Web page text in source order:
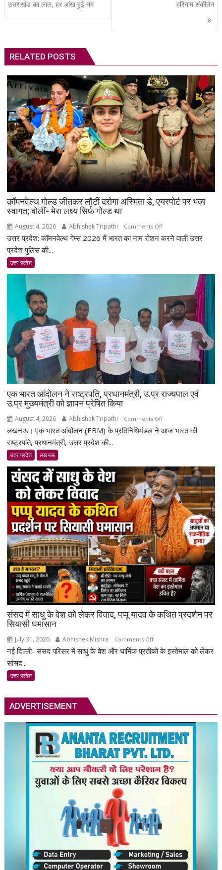
navigation
उत्तराखंड का लाल, हर आंख हुई नम हरिनाम संकीर्तन
RELATED POSTS
कॉमनवेल्थ गोल्ड जीतकर लौटीं दरोगा अस्मिता डे, एयरपोर्ट पर भव्य
स्वागत; बोलीं- मेरा लक्ष्य सिर्फ गोल्ड था
August 4, 2026 Abhishek Tripathi Comments Offon
कॉमनवेल्थ
डे,
एयरपोर्ट
पर
भव्य
स्वागत;
बोलीं-
लक्ष्य
उत्तर प्रदेश: कॉमनवेल्थ गेम्स 2026 में भारत का नाम रोशन करने वाली उत्तर
प्रदेश पुलिस की...
उत्तर प्रदेश
एक भारत आंदोलन ने राष्ट्रपति, प्रधानमंत्री, उ.प्र राज्यपाल एवं
उ.प्र मुख्यमंत्री को ज्ञापन प्रेषित किया
August 4, 2026 Abhishek Tripathi Comments Offon
एक
राष्ट्रपति,
प्रधानमंत्री,
उ.प्र
राज्यपाल
एवं
उ.प्र
मुख्यमंत्री
को
ज्ञापन
प्रेषित
किया
लखनऊ। एक भारत आंदोलन (EBM) के प्रतिनिधिमंडल ने आज भारत की
राष्ट्रपति, प्रधानमंत्री, उत्तर प्रदेश की...
उत्तर प्रदेश लखनऊ
संसद में साधु के वेश को लेकर विवाद, पप्पू यादव के कथित प्रदर्शन पर
सियासी घमासान
July 31, 2026 Abhishek Mishra Comments Offon
संसद
लेकर
विवाद,
पप्पू
यादव
के
कथित
प्रदर्शन
घमासान
नई दिल्ली- संसद परिसर में साधु के वेश और धार्मिक प्रतीकों के इस्तेमाल को लेकर
सांसद...
उत्तर प्रदेश
ADVERTISEMENT